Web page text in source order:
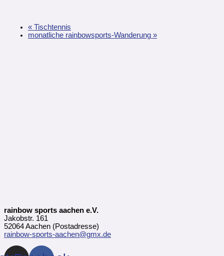
«Tischtennis
monatliche rainbowsports-Wanderung »
rainbow sports aachen e.V.
Jakobstr. 161
52064 Aachen (Postadresse)
rainbow-sports-aachen@gmx.de